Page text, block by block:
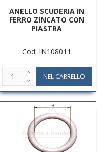
ANELLO SCUDERIA IN
FERRO ZINCATO CON
PIASTRA
Cod: IN108011